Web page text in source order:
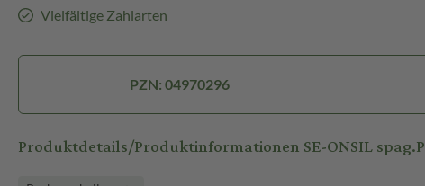
Vielfältige Zahlarten
PZN: 04970296
Produktdetails/Produktinformationen SE-ONSIL